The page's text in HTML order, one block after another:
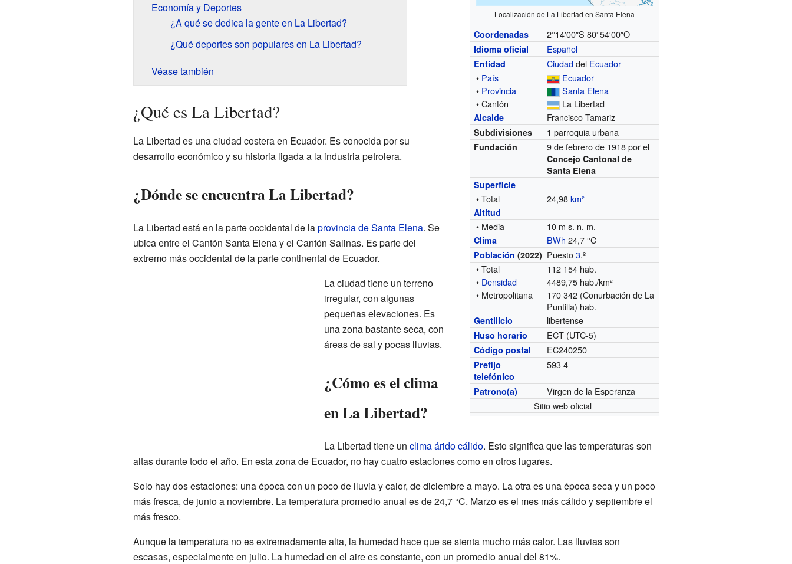
Localización de La Libertad en Santa Elena
Coordenadas 2°14′00″S 80°54′00″O
Idioma oficial Español
Entidad Ciudaddel Ecuador
• País
Ecuador
• Provincia
Santa Elena
• Cantón
La Libertad
Alcalde Francisco Tamariz
Subdivisiones 1 parroquia urbana
Fundación 9 de febrero de 1918por el
Concejo Cantonal de
Santa Elena
Superficie
• Total 24,98km²
Altitud
• Media 10 m s. n. m.
Clima BWh 24,7 °C
Población (2022) Puesto3.º
• Total
112 154 hab.
• Densidad
4489,75 hab./km²
• Metropolitana
170 342 (Conurbación de La
Puntilla) hab.
Gentilicio libertense
Huso horario ECT (UTC-5)
Código postal EC240250
Prefijo
telefónico
593 4
Patrono(a)
Virgen de la Esperanza
Sitio web oficial
Economía y Deportes
¿A qué se dedica la gente en La Libertad?
¿Qué deportes son populares en La Libertad?
Véase también
¿Qué es La Libertad?
La Libertad es una ciudad costera en Ecuador. Es conocida por su
desarrollo económico y su historia ligada a la industria petrolera.
¿Dónde se encuentra La Libertad?
La Libertad está en la parte occidental de laprovincia de Santa Elena. Se
ubica entre el Cantón Santa Elena y el Cantón Salinas. Es parte del
extremo más occidental de la parte continental de Ecuador.
La ciudad tiene un terreno
irregular, con algunas
pequeñas elevaciones. Es
una zona bastante seca, con
áreas de sal y pocas lluvias.
¿Cómo es el clima
en La Libertad?
La Libertad tiene un clima árido cálido. Esto significa que las temperaturas son
altas durante todo el año. En esta zona de Ecuador, no hay cuatro estaciones como en otros lugares.
Solo hay dos estaciones: una época con un poco de lluvia y calor, de diciembre a mayo. La otra es una época seca y un poco
más fresca, de junio a noviembre. La temperatura promedio anual es de 24,7 °C. Marzo es el mes más cálido y septiembre el
más fresco.
Aunque la temperatura no es extremadamente alta, la humedad hace que se sienta mucho más calor. Las lluvias son
escasas, especialmente en julio. La humedad en el aire es constante, con un promedio anual del 81%.